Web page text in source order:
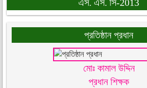
এস. এস. সি-2013
প্রতিষ্ঠান প্রধান
মোঃ কামাল উদ্দিন
প্রধান শিক্ষক